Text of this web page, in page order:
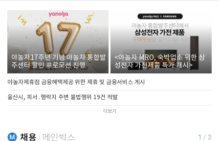
야놀자17주년 기념 야놀자 통합발
주센터 할인 프로모션 진행
<야놀자 MRO, 숙박업소 위한 삼
성전자 가전제품 특가 개시>
야놀자제휴점 금융혜택제공 위한 제휴 및 금융서비스 게시
울산시, 피서․행락지 주변 불법행위 19건 적발
더보기
채용 메인박스 1 / 3